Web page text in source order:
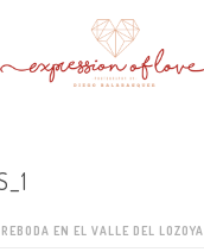
EN EL VALLE DEL LOZOYA